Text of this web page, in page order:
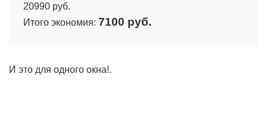
20990 руб.
Итого экономия: 7100 руб.
И это для одного окна!.